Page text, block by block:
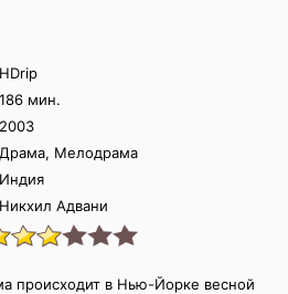
HDrip
186 мин.
2003
Драма, Мелодрама
Индия
Никхил Адвани
происходит в Нью-Йорке весной